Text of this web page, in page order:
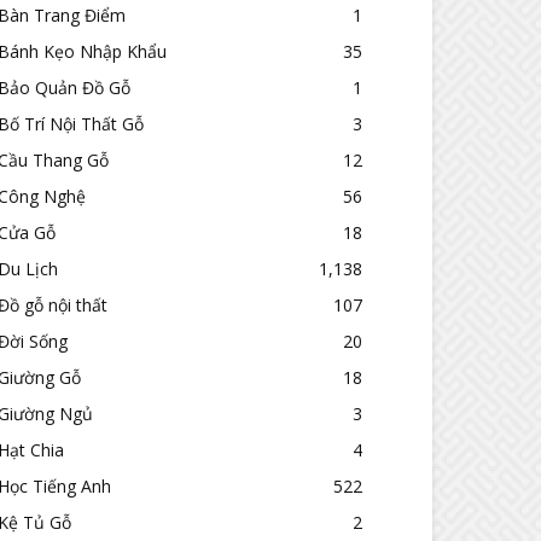
Trang Điểm
1
Kẹo Nhập Khẩu
35
Quản Đồ Gỗ
1
Trí Nội Thất Gỗ
3
Thang Gỗ
12
Nghệ
56
Gỗ
18
Lịch
1,138
gỗ nội thất
107
Sống
20
Gỗ
18
Ngủ
3
Chia
4
Tiếng Anh
522
Tủ Gỗ
2